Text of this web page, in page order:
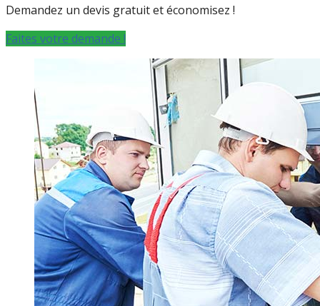
Demandez un devis gratuit et économisez !
Faites votre demande !